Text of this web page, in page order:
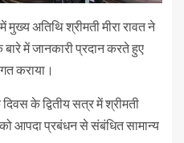
अतिथि श्रीमती मीरा रावत ने
में जानकारी प्रदान करते हुए
कराया।
के द्वितीय सत्र में श्रीमती
आपदा प्रबंधन से संबंधित सामान्य